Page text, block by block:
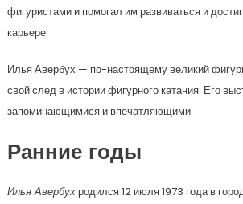
фигуристами и помогал им развиваться и
карьере.
Илья Авербух — по-настоящему великий
свой след в истории фигурного катания. Его
запоминающимися и впечатляющими.
Ранние годы
Илья Авербухродился 12 июля 1973 года в